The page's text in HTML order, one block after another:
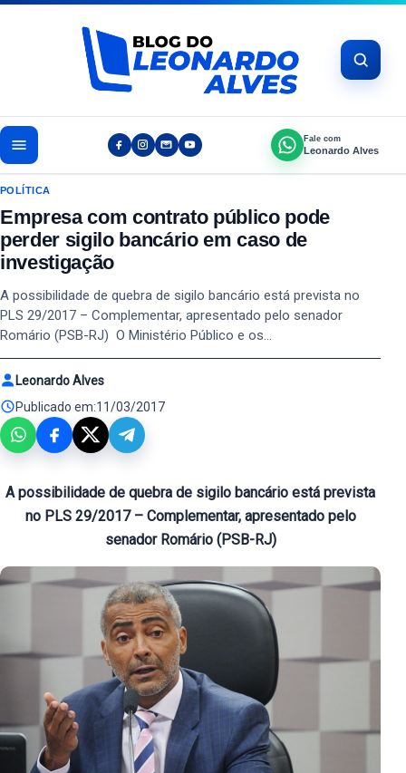
Pular para o conteúdo
Fale com
Leonardo Alves
POLÍTICA
Empresa com contrato público pode
perder sigilo bancário em caso de
investigação
A possibilidade de quebra de sigilo bancário está prevista no
PLS 29/2017 – Complementar, apresentado pelo senador
Romário (PSB-RJ) O Ministério Público e os…
Leonardo Alves
Publicado em:11/03/2017
A possibilidade de quebra de sigilo bancário está prevista
no PLS 29/2017 – Complementar, apresentado pelo
senador Romário (PSB-RJ)